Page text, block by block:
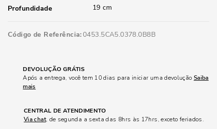
Profundidade 19 cm
Código de Referência 0453.5CA5.0378.0B8B
DEVOLUÇÃO GRÁTIS
Após a entrega, você tem 10 dias para iniciar uma devolução Saiba
mais
CENTRAL DE ATENDIMENTO
Via chat, de segunda a sexta das 8hrs às 17hrs, exceto feriados.